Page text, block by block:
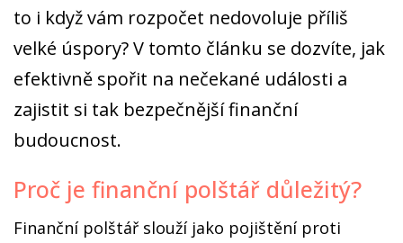
to i když vám rozpočet nedovoluje příliš
velké úspory? V tomto článku se dozvíte, jak
efektivně spořit na nečekané události a
zajistit si tak bezpečnější finanční
budoucnost.
Proč je finanční polštář důležitý?
Finanční polštář slouží jako pojištění proti